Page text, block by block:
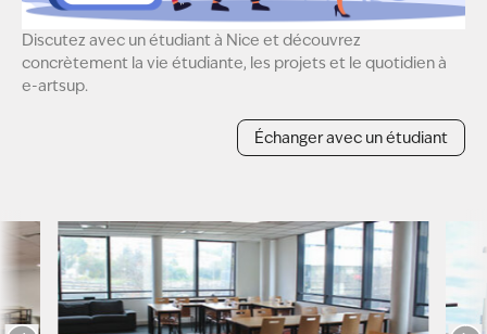
Discutez avec un étudiant à Nice et découvrez
concrètement la vie étudiante, les projets et le quotidien à
e-artsup.
Échanger avec un étudiant